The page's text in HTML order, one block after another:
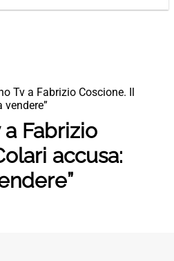
Tv a Fabrizio Coscione. Il
vendere”
Fabrizio
accusa: